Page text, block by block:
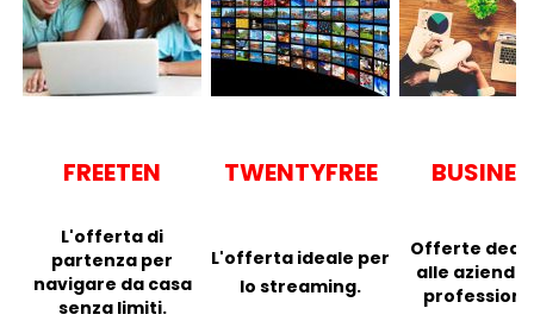
FREETEN TWENTYFREE
L'offerta di
partenza per
navigare da casa
senza limiti.
L'offerta ideale per
lo streaming.
Offerte
alle aziende